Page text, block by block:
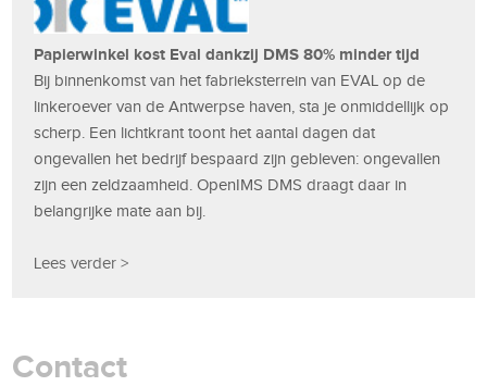
Papierwinkel kost Eval dankzij DMS 80% minder tijd
Bij binnenkomst van het fabrieksterrein van EVAL op de
linkeroever van de Antwerpse haven, sta je onmiddellijk op
scherp. Een lichtkrant toont het aantal dagen dat
ongevallen het bedrijf bespaard zijn gebleven: ongevallen
zijn een zeldzaamheid. OpenIMS DMS draagt daar in
belangrijke mate aan bij.
Lees verder >
Contact